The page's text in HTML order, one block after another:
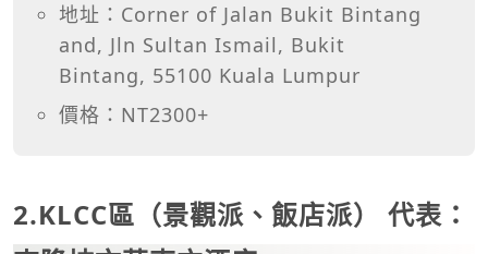
地址：Corner of Jalan Bukit Bintang
and, Jln Sultan Ismail, Bukit
Bintang, 55100 Kuala Lumpur
價格：NT2300+
2.KLCC區（景觀派、飯店派） 代表：